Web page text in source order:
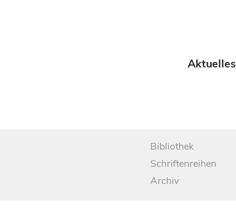
Aktuelles
Bibliothek
Schriftenreihen
Archiv